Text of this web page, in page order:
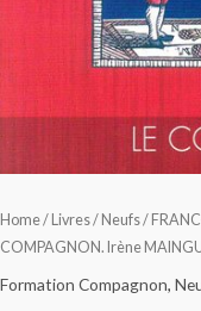
Home/ Livres/ Neufs/
COMPAGNON. Irène
Formation Compagnon,